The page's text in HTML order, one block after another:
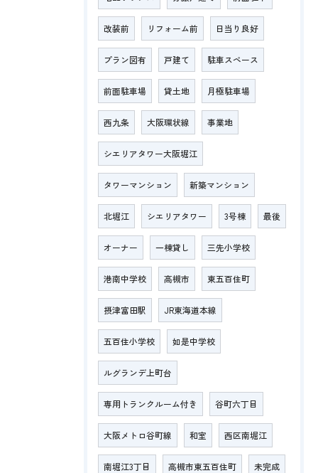
改装前 リフォーム前 日当り良好
プラン図有 戸建て 駐車スペース
前面駐車場 貸土地 月極駐車場
西九条 大阪環状線 事業地
シエリアタワー大阪堀江
タワーマンション 新築マンション
北堀江 シエリアタワー 3号棟 最後
オーナー 一棟貸し 三先小学校
港南中学校 高槻市 東五百住町
摂津富田駅 JR東海道本線
五百住小学校 如是中学校
ルグランデ上町台
専用トランクルーム付き 谷町六丁目
大阪メトロ谷町線 和室 西区南堀江
南堀江3丁目 高槻市東五百住町 未完成